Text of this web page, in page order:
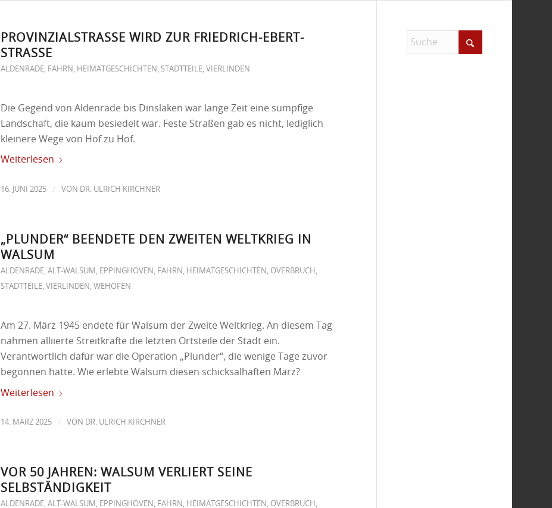
PROVINZIALSTRASSE WIRD ZUR FRIEDRICH-EBERT-S
TRASSE
ALDENRADE, FAHRN , HEIMATGESCHICHTEN , STADTTEILE,VIERLINDEN
Die Gegend von Aldenrade bis Dinslaken war lange Zeit eine sumpfige
Landschaft, die kaum besiedelt war. Feste Straßen gab es nicht, lediglich
kleinere Wege von Hof zu Hof.
Weiterlesen
16. JUNI 2025 / VON DR. ULRICH KIRCHNER
„PLUNDER“ BEENDETE DEN ZWEITEN WELTKRIEG IN
WALSUM
ALDENRADE,ALT-WALSUM , EPPINGHOVEN , FAHRN , HEIMATGESCHICHTEN , OVERBRUCH ,
STADTTEILE, VIERLINDEN , WEHOFEN
Am 27. März 1945 endete für Walsum der Zweite Weltkrieg. An diesem Tag
nahmen alliierte Streitkräfte die letzten Ortsteile der Stadt ein.
Verantwortlich dafür war die Operation „Plunder“, die wenige Tage zuvor
begonnen hatte. Wie erlebte Walsum diesen schicksalhaften März?
Weiterlesen
14. MÄRZ 2025 / VON DR. ULRICH KIRCHNER
VOR 50 JAHREN: WALSUM VERLIERT SEINE
SELBSTÄNDIGKEIT
ALDENRADE,ALT-WALSUM , EPPINGHOVEN , FAHRN , HEIMATGESCHICHTEN , OVERBRUCH ,